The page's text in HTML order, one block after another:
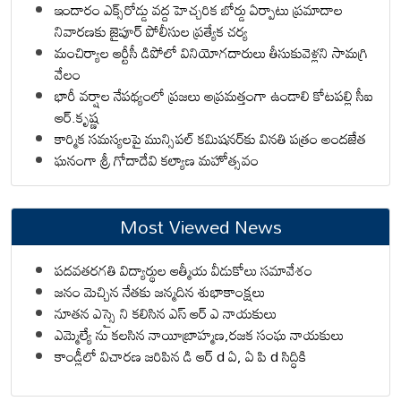
ఇందారం ఎక్స్‌రోడ్డు వద్ద హెచ్చరిక బోర్డు ఏర్పాటు ప్రమాదాల
నివారణకు జైపూర్ పోలీసుల ప్రత్యేక చర్య
మంచిర్యాల ఆర్టీసీ డిపోలో వినియోగదారులు తీసుకువెళ్లని సామగ్రి
వేలం
భారీ వర్షాల నేపథ్యంలో ప్రజలు అప్రమత్తంగా ఉండాలి కోటపల్లి సీఐ
ఆర్.కృష్ణ
కార్మిక సమస్యలపై మున్సిపల్ కమిషనర్‌కు వినతి పత్రం అందజేత
ఘనంగా శ్రీ గోదాదేవి కల్యాణ మహోత్సవం
Most Viewed News
పదవతరగతి విద్యార్థుల ఆత్మీయ వీడుకోలు సమావేశం
జనం మెచ్చిన నేతకు జన్మదిన శుభాకాంక్షలు
నూతన ఎస్సై ని కలిసిన ఎస్ ఆర్ ఎ నాయకులు
ఎమ్మెల్యే ను కలసిన నాయీబ్రాహ్మణ,రజక సంఘ నాయకులు
కాండ్లీలో విచారణ జరిపిన డి ఆర్ d ఏ, ఏ పి d సిద్ధికి